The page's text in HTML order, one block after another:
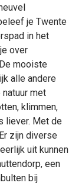
je Twente
in het
over
mooiste
alle andere
met
klimmen,
liever. Met de
zijn diverse
uit kunnen
een
bij